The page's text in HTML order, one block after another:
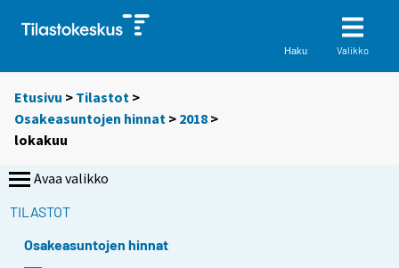
Haku Valikko
Etusivu > Tilastot >
Osakeasuntojen hinnat > 2018 >
lokakuu
Avaa valikko
TILASTOT
Osakeasuntojen hinnat